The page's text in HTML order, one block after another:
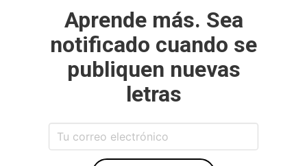
Aprende más. Sea
notificado cuando se
publiquen nuevas
letras